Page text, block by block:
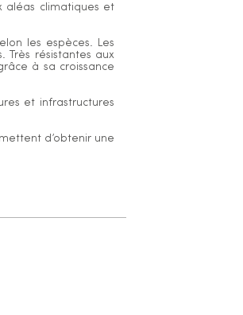
aléas climatiques et
les espèces. Les
résistantes aux
à sa croissance
et infrastructures
d’obtenir une